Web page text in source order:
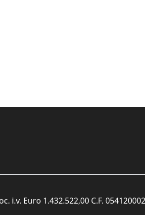
i.v. Euro 1.432.522,00 C.F.